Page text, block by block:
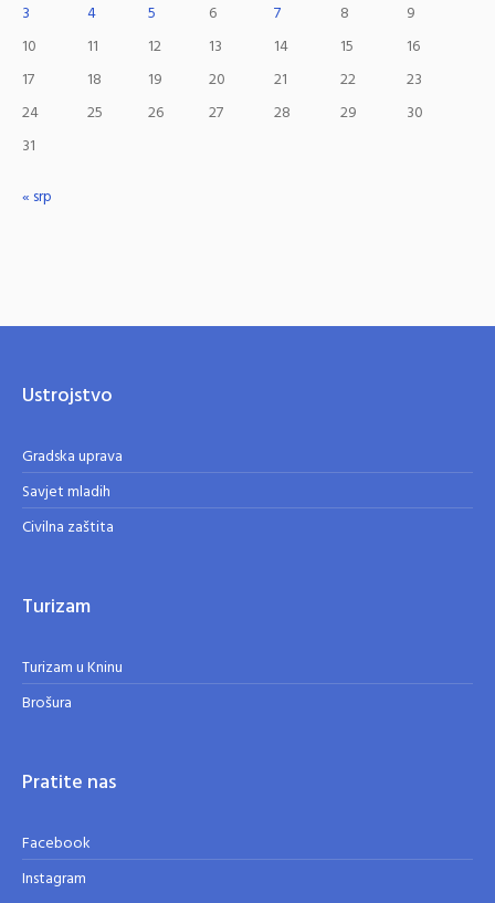
3
4 5 6 7 8
9
10
11 12 13 14 15
16
17
18 19 20 21 22
23
24
25 26 27 28 29
30
31
« srp
Ustrojstvo
Gradska uprava
Savjet mladih
Civilna zaštita
Turizam
Turizam u Kninu
Brošura
Pratite nas
Facebook
Instagram